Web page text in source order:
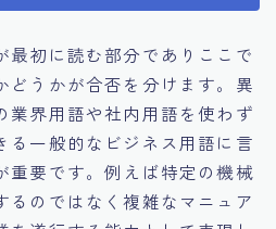
最初に読む部分でありここで
どうかが合否を分けます。異
業界用語や社内用語を使わず
る一般的なビジネス用語に言
重要です。例えば特定の機械
るのではなく複雑なマニュア